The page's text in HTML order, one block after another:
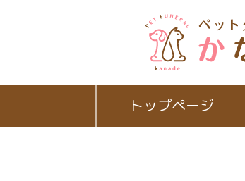
トップページ